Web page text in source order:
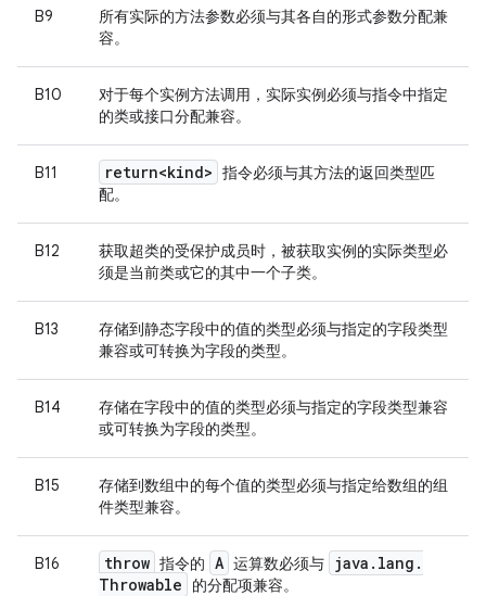
B9
所有实际的方法参数必须与其各自的形式参数分配兼
容。
B10
对于每个实例方法调用，实际实例必须与指令中指定
的类或接口分配兼容。
B11 return<kind> 指令必须与其方法的返回类型匹
配。
B12
获取超类的受保护成员时，被获取实例的实际类型必
须是当前类或它的其中一个子类。
B13
存储到静态字段中的值的类型必须与指定的字段类型
兼容或可转换为字段的类型。
B14
存储在字段中的值的类型必须与指定的字段类型兼容
或可转换为字段的类型。
B15
存储到数组中的每个值的类型必须与指定给数组的组
件类型兼容。
B16 throw 指令的 A 运算数必须与 java . lang .
Throwable
的分配项兼容。